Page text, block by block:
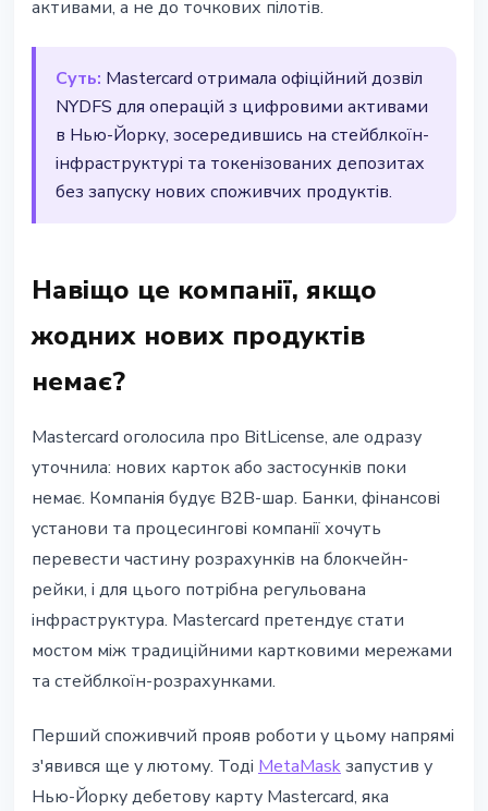
активами, а не до точкових пілотів.
Суть: Mastercard отримала офіційний дозвіл
NYDFS для операцій з цифровими активами
в Нью-Йорку, зосередившись на стейблкоїн-
інфраструктурі та токенізованих депозитах
без запуску нових споживчих продуктів.
Навіщо це компанії, якщо
жодних нових продуктів
немає?
Mastercard оголосила про BitLicense, але одразу
уточнила: нових карток або застосунків поки
немає. Компанія будує B2B-шар. Банки, фінансові
установи та процесингові компанії хочуть
перевести частину розрахунків на блокчейн-
рейки, і для цього потрібна регульована
інфраструктура. Mastercard претендує стати
мостом між традиційними картковими мережами
та стейблкоїн-розрахунками.
Перший споживчий прояв роботи у цьому напрямі
з'явився ще у лютому. Тоді MetaMaskзапустив у
Нью-Йорку дебетову карту Mastercard, яка